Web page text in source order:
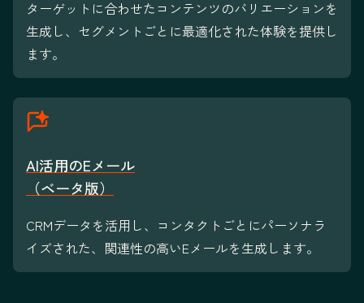
ターゲットに合わせたコンテンツのバリエーションを
生成し、セグメントごとに最適化された体験を提供し
ます。
AI活用のEメール
（ベータ版）
CRMデータを活用し、コンタクトごとにパーソナラ
イズされた、関連性の高いEメールを生成します。